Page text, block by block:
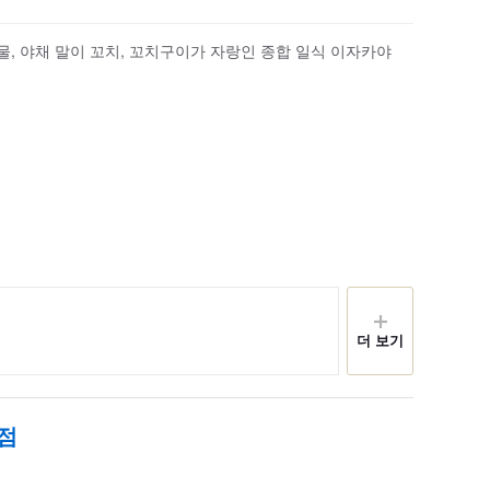
야채 말이 꼬치, 꼬치구이가 자랑인 종합 일식 이자카야
더 보기